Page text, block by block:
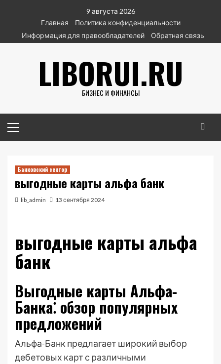
содержимому
9 августа 2026
Главная
Политика конфиденциальности
Информация для правообладателей
Обратная связь
LIBORUI.RU
БИЗНЕС И ФИНАНСЫ
меню
Банковский сектор
выгодные карты альфа банк
lib_admin 13 сентября 2024
выгодные карты альфа
банк
Выгодные карты Альфа-
Банка⁚ обзор популярных
предложений
Альфа-Банк предлагает широкий выбор
дебетовых карт с различными